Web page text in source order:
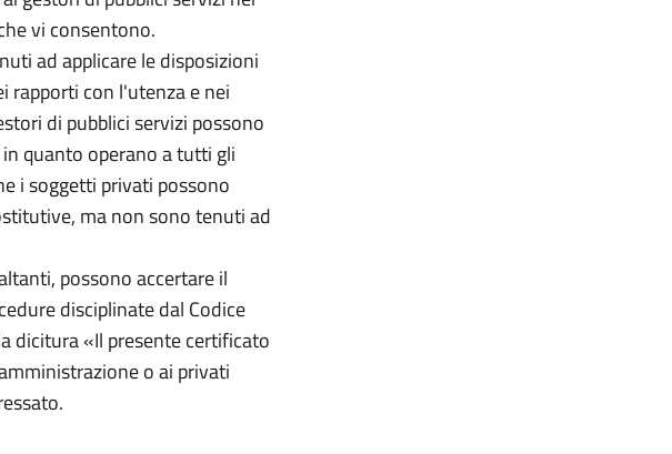
vi consentono.
ad applicare le disposizioni
rapporti con l'utenza e nei
di pubblici servizi possono
quanto operano a tutti gli
i soggetti privati possono
ma non sono tenuti ad
possono accertare il
disciplinate dal Codice
dicitura «Il presente certificato
o ai privati